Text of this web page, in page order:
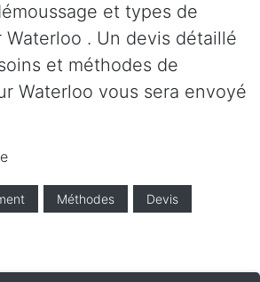
et types de
. Un devis détaillé
et méthodes de
Waterloo vous sera envoyé
Méthodes Devis